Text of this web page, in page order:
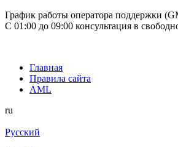
График работы оператора поддержки
С 01:00 до 09:00 консультация в
Главная
Правила сайта
AML
ru
Русский